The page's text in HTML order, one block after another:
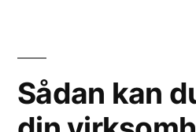
Sådan kan